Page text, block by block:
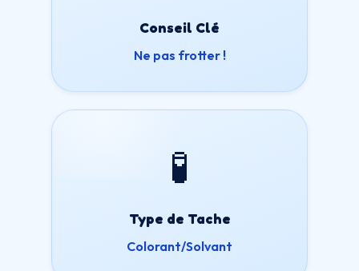
Conseil Clé
Ne pas frotter !
🧪
Type de Tache
Colorant/Solvant